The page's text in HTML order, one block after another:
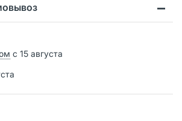
с 15 августа